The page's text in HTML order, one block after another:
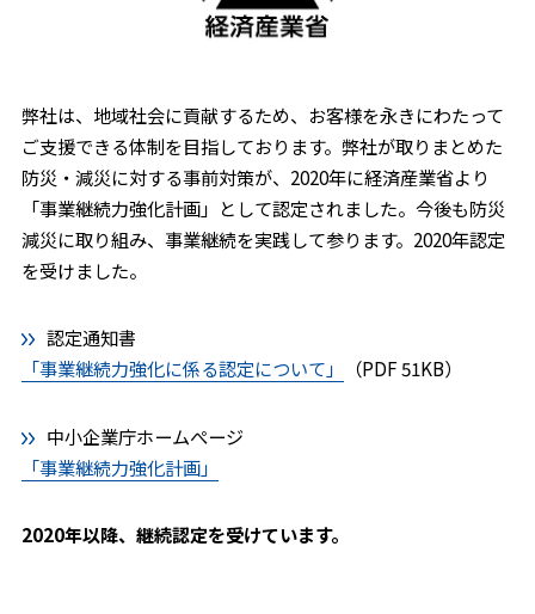
弊社は、地域社会に貢献するため、お客様を永きにわたって
ご支援できる体制を目指しております。弊社が取りまとめた
防災・減災に対する事前対策が、2020年に経済産業省より
「事業継続力強化計画」として認定されました。今後も防災
減災に取り組み、事業継続を実践して参ります。2020年認定
を受けました。
認定通知書
「事業継続力強化に係る認定について」
（PDF 51KB）
中小企業庁ホームぺージ
「事業継続力強化計画」
2020年以降、継続認定を受けています。